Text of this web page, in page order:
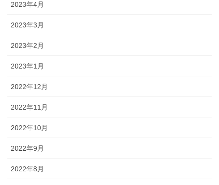
2023年4月
2023年3月
2023年2月
2023年1月
2022年12月
2022年11月
2022年10月
2022年9月
2022年8月